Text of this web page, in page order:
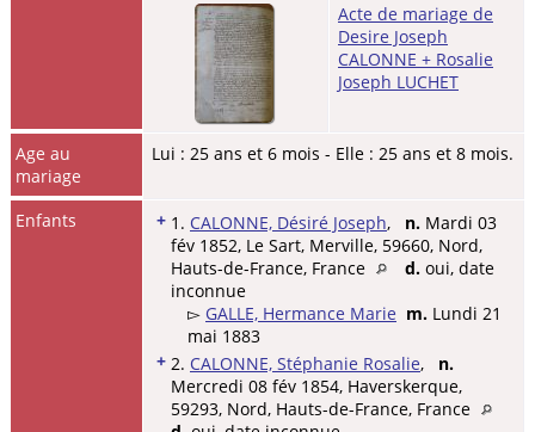
Acte de mariage de
Desire Joseph
CALONNE + Rosalie
Joseph LUCHET
Age au
mariage
Lui : 25 ans et 6 mois - Elle : 25 ans et 8 mois.
Enfants + 1. CALONNE, Désiré Joseph, n. Mardi 03
fév 1852, Le Sart, Merville, 59660, Nord,
Hauts-de-France, France
d. oui, date
inconnue
▻ GALLE, Hermance Marie m. Lundi 21
mai 1883
+ 2. CALONNE, Stéphanie Rosalie, n.
Mercredi 08 fév 1854, Haverskerque,
59293, Nord, Hauts-de-France, France